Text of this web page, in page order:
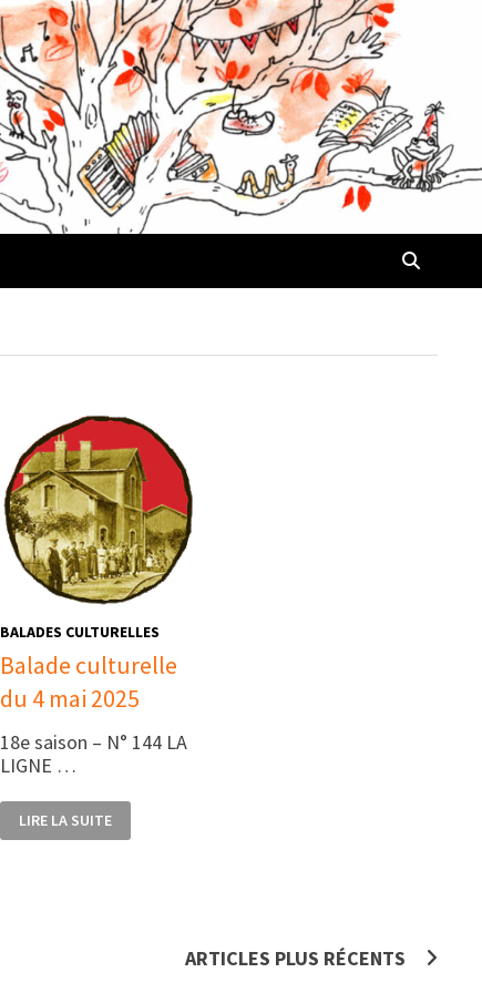
BALADES CULTURELLES
Balade culturelle
du 4 mai 2025
18e saison – N° 144 LA
LIGNE …
BALADE
CULTURELLE
DU
LIRE LA SUITE
ARTICLES PLUS RÉCENTS